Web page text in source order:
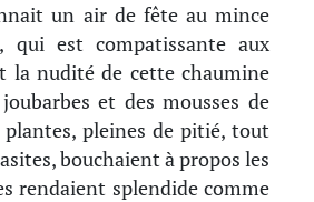
un air de fête au mince
est compatissante aux
la nudité de cette chaumine
et des mousses de
plantes, pleines de pitié, tout
bouchaient à propos les
rendaient splendide comme